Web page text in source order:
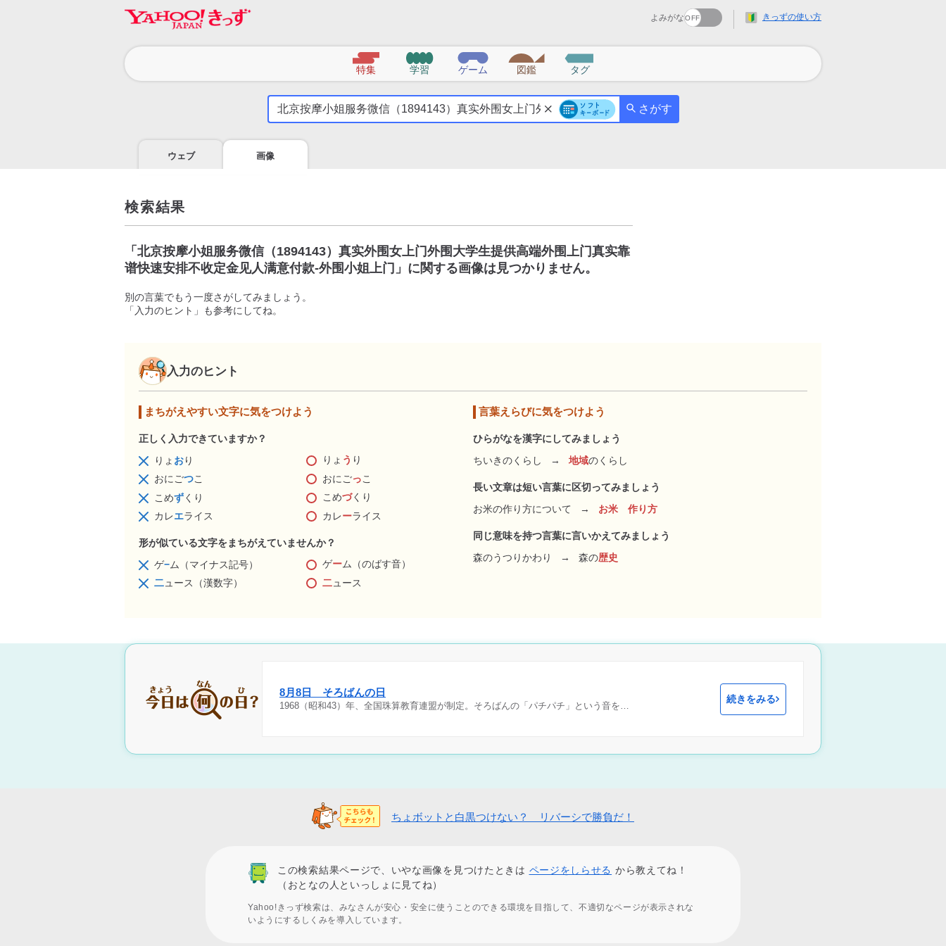
よみがな きっずの使い方
特集 学習 ゲーム 図鑑 タグ
気
に
こ
う
さがす
ウェブ 画像
検索結果
「 北京按摩小姐服务微信（1894143）真实外围女上门外围大学生提供高端外围上门真实靠
谱快速安排不收定金见人满意付款-外围小姐上门 」に関する画像は見つかりません。
別の言葉でもう一度さがしてみましょう。
「入力のヒント」も参考にしてね。
入力のヒント
まちがえやすい文字に気をつけよう
正しく入力できていますか？
りょ おり りょ う り
おにごつこ おにごっこ
こめずくり こめづくり
カレエライス カレーライス
形が似ている文字をまちがえていませんか？
ゲ−ム（マイナス記号） ゲーム（のばす音）
二ュース（漢数字） 二ュース
言葉えらびに気をつけよう
ひらがなを漢字にしてみましょう
ちいきのくらし
→ 地域のくらし
長い文章は短い言葉に区切ってみましょう
お米の作り方について
→ お米 作り方
同じ意味を持つ言葉に言いかえてみましょう
森のうつりかわり
→ 森の歴史
8月8日 そろばんの日
1968（昭和43）年、全国珠算教育連盟が制定。そろばんの「パチパチ」という音を…
続きをみる
ちょボットと白黒つけない？ リバーシで勝負だ！
この検索結果ページで、いやな画像を見つけたときは ページをしらせる から教えてね！
（おとなの人といっしょに見てね）
Yahoo!きっず検索は、みなさんが安心・安全に使うことのできる環境を目指して、不適切なページが表示されな
いようにするしくみを導入しています。